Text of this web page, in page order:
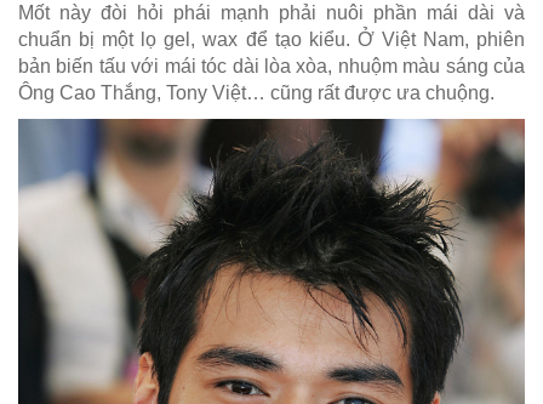
Mốt này đòi hỏi phái mạnh phải nuôi phần mái dài và
chuẩn bị một lọ gel, wax để tạo kiểu. Ở Việt Nam, phiên
bản biến tấu với mái tóc dài lòa xòa, nhuộm màu sáng của
Ông Cao Thắng, Tony Việt… cũng rất được ưa chuộng.